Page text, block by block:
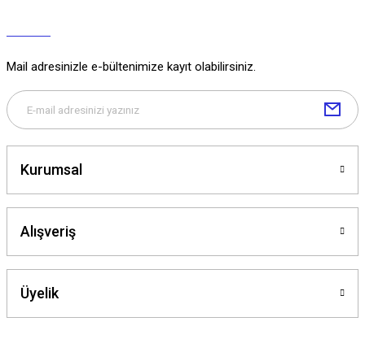
Mail adresinizle e-bültenimize kayıt olabilirsiniz.
Kurumsal
Alışveriş
Üyelik